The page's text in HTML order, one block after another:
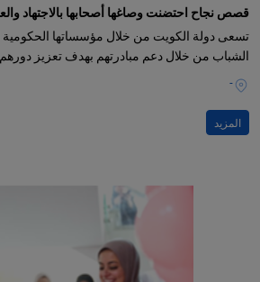
قصص نجاح احتضنت وصاغها أصحابها بالاجتهاد
تسعى دولة الكويت من خلال مؤسساتها الحكومية
الشباب من خلال دعم مبادرتهم بهدف تعزيز دورهم
-
المزيد